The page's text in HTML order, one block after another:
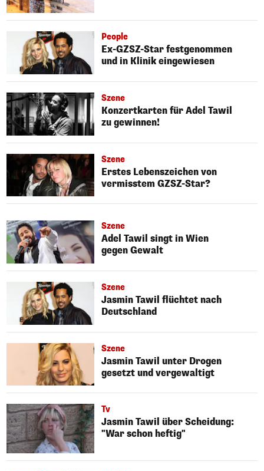
People
Ex-GZSZ-Star festgenommen
und in Klinik eingewiesen
Szene
Konzertkarten für Adel Tawil
zu gewinnen!
Szene
Erstes Lebenszeichen von
vermisstem GZSZ-Star?
Szene
Adel Tawil singt in Wien
gegen Gewalt
Szene
Jasmin Tawil flüchtet nach
Deutschland
Szene
Jasmin Tawil unter Drogen
gesetzt und vergewaltigt
Tv
Jasmin Tawil über Scheidung:
"War schon heftig"